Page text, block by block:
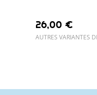
26,00 €
AUTRES VARIANTES